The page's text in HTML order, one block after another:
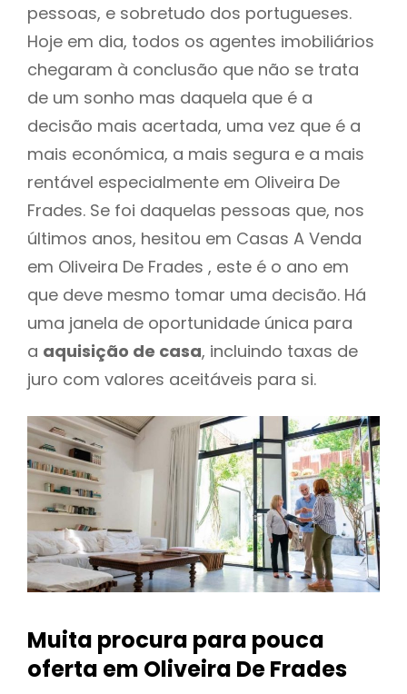
pessoas, e sobretudo dos portugueses.
Hoje em dia, todos os agentes imobiliários
chegaram à conclusão que não se trata
de um sonho mas daquela que é a
decisão mais acertada, uma vez que é a
mais económica, a mais segura e a mais
rentável especialmente em Oliveira De
Frades. Se foi daquelas pessoas que, nos
últimos anos, hesitou em Casas A Venda
em Oliveira De Frades , este é o ano em
que deve mesmo tomar uma decisão. Há
uma janela de oportunidade única para
a aquisição de casa, incluindo taxas de
juro com valores aceitáveis para si.
Muita procura para pouca
oferta em Oliveira De Frades